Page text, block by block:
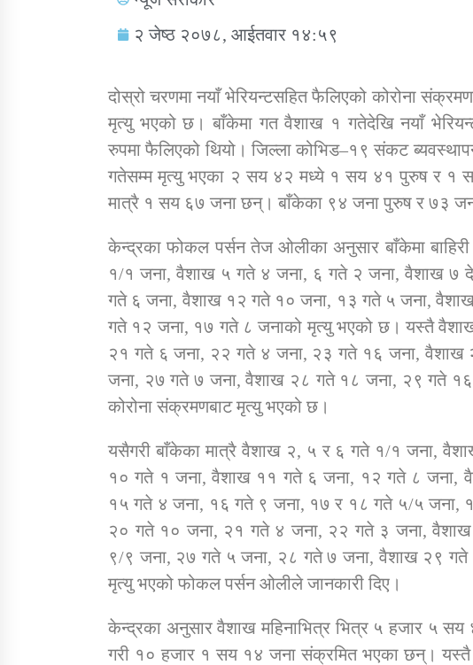
सामाजिक बिकास कार्यालय जुम्लाकाे सुचना
तातोपानी गाउँपालिकाको न्यायिक समिति सम्बन्धी
सन्देश
तातोपानी गाउँपालिका जुम्लाको बालविवाह सन्देश
२ जेष्ठ २०७८, आईतवार १४:५९
दोस्रो चरणमा नयाँ भेरियन्टसहित फैलिएको कोरोना
मृत्यु भएको छ। बाँकेमा गत वैशाख १ गतेदेखि नयाँ
रुपमा फैलिएको थियो। जिल्ला कोभिड–१९ संकट
गतेसम्म मृत्यु भएका २ सय ४२ मध्ये १ सय ४१ पुरुष र १
मात्रै १ सय ६७ जना छन्। बाँकेका ९४ जना पुरुष र ७३
केन्द्रका फोकल पर्सन तेज ओलीका अनुसार बाँकेमा
१/१ जना, वैशाख ५ गते ४ जना, ६ गते २ जना, वैशाख ७
गते ६ जना, वैशाख १२ गते १० जना, १३ गते ५ जना,
गते १२ जना, १७ गते ८ जनाको मृत्यु भएको छ। यस्तै
२१ गते ६ जना, २२ गते ४ जना, २३ गते १६ जना,
जना, २७ गते ७ जना, वैशाख २८ गते १८ जना, २९ गते
कोरोना संक्रमणबाट मृत्यु भएको छ।
यसैगरी बाँकेका मात्रै वैशाख २, ५ र ६ गते १/१ जना,
१० गते १ जना, वैशाख ११ गते ६ जना, १२ गते ८ जना,
१५ गते ४ जना, १६ गते ९ जना, १७ र १८ गते ५/५ जना,
२० गते १० जना, २१ गते ४ जना, २२ गते ३ जना,
९/९ जना, २७ गते ५ जना, २८ गते ७ जना, वैशाख २९
मृत्यु भएको फोकल पर्सन ओलीले जानकारी दिए।
केन्द्रका अनुसार वैशाख महिनाभित्र भित्र ५ हजार ५
गरी १० हजार १ सय १४ जना संक्रमित भएका छन्।